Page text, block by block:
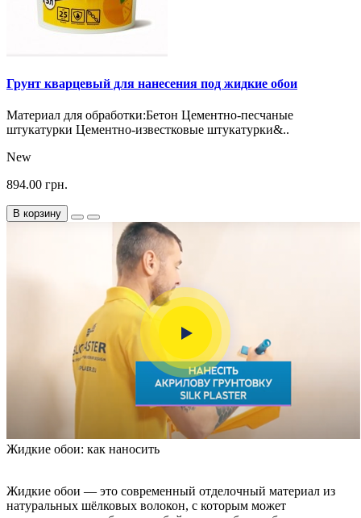
Грунт кварцевый для нанесения под жидкие обои
Материал для обработки:Бетон Цементно-песчаные
штукатурки Цементно-известковые штукатурки&..
New
894.00 грн.
В корзину
Жидкие обои: как наносить
Жидкие обои — это современный отделочный материал из
натуральных шёлковых волокон, с которым может